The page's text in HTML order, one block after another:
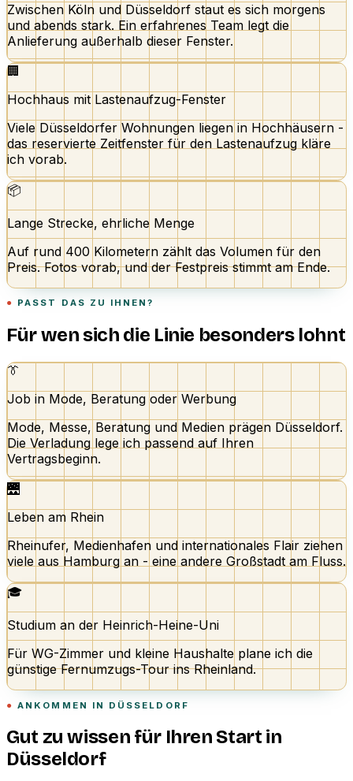
Zwischen Köln und Düsseldorf staut es sich morgens
und abends stark. Ein erfahrenes Team legt die
Anlieferung außerhalb dieser Fenster.
🏢
Hochhaus mit Lastenaufzug-Fenster
Viele Düsseldorfer Wohnungen liegen in Hochhäusern -
das reservierte Zeitfenster für den Lastenaufzug kläre
ich vorab.
📦
Lange Strecke, ehrliche Menge
Auf rund 400 Kilometern zählt das Volumen für den
Preis. Fotos vorab, und der Festpreis stimmt am Ende.
PASST DAS ZU IHNEN?
Für wen sich die Linie besonders lohnt
👔
Job in Mode, Beratung oder Werbung
Mode, Messe, Beratung und Medien prägen Düsseldorf.
Die Verladung lege ich passend auf Ihren
Vertragsbeginn.
🌉
Leben am Rhein
Rheinufer, Medienhafen und internationales Flair ziehen
viele aus Hamburg an - eine andere Großstadt am Fluss.
🎓
Studium an der Heinrich-Heine-Uni
Für WG-Zimmer und kleine Haushalte plane ich die
günstige Fernumzugs-Tour ins Rheinland.
ANKOMMEN IN DÜSSELDORF
Gut zu wissen für Ihren Start in
Düsseldorf